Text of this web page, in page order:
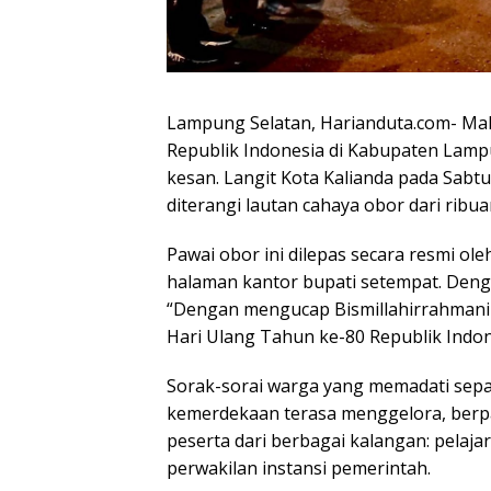
Lampung Selatan, Harianduta.com-
Republik Indonesia di Kabupaten
kesan. Langit Kota Kalianda pada
diterangi lautan cahaya obor dari
Pawai obor ini dilepas secara resmi
halaman kantor bupati setempat.
“Dengan mengucap
Hari Ulang Tahun ke-80 Republik
Sorak-sorai warga yang memadati
kemerdekaan terasa menggelora,
peserta dari berbagai kalangan:
perwakilan instansi pemerintah.